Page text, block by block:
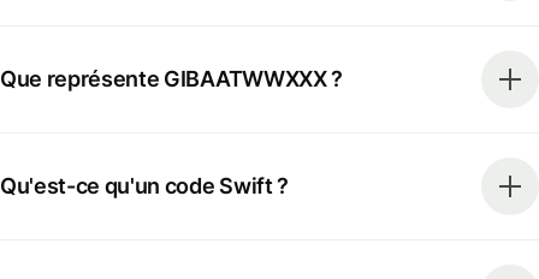
Que représente GIBAATWWXXX ?
Qu'est-ce qu'un code Swift ?